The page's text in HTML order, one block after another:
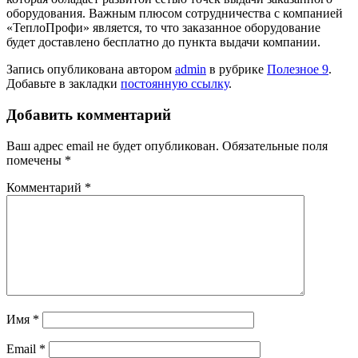
оборудования. Важным плюсом сотрудничества с компанией
«ТеплоПрофи» является, то что заказанное оборудование
будет доставлено бесплатно до пункта выдачи компании.
Запись опубликована автором admin в рубрике Полезное 9.
Добавьте в закладки постоянную ссылку.
Добавить комментарий
Ваш адрес email не будет опубликован. Обязательные поля
помечены *
Комментарий *
Имя *
Email *